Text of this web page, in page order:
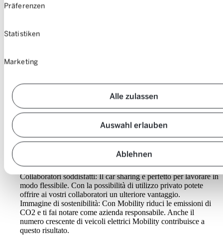
Präferenzen
Statistiken
Marketing
Alle zulassen
Auswahl erlauben
Ablehnen
Ottimo per gli affari
Risparmiare costi e risorse: Niente più costi di acquisto e
parcheggio, manutenzione, assicurazione, tasse: tutto eliminato.
Questo riduce anche il lavoro amministrativo.
Collaboratori soddisfatti: Il car sharing è perfetto per lavorare in
modo flessibile. Con la possibilità di utilizzo privato potete
offrire ai vostri collaboratori un ulteriore vantaggio.
Immagine di sostenibilità: Con Mobility riduci le emissioni di
CO2 e ti fai notare come azienda responsabile. Anche il
numero crescente di veicoli elettrici Mobility contribuisce a
questo risultato.